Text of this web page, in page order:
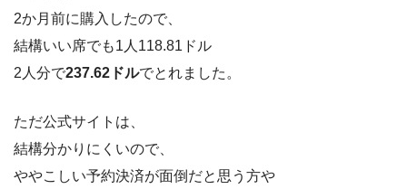
2か月前に購入したので、
結構いい席でも1人118.81ドル
2人分で237.62ドルでとれました。
ただ公式サイトは、
結構分かりにくいので、
ややこしい予約決済が面倒だと思う方や